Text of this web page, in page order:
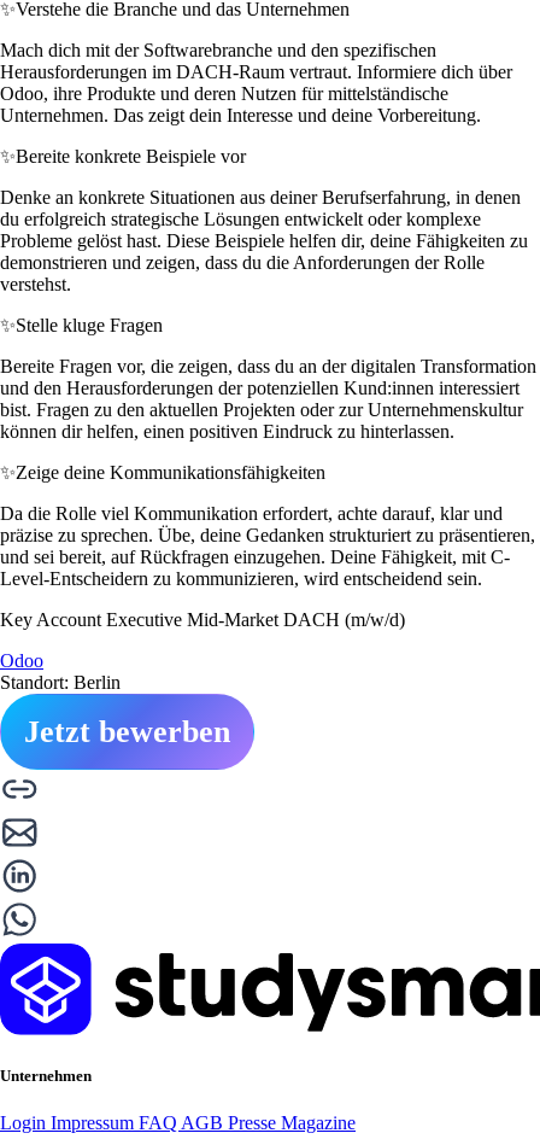
✨Verstehe die Branche und das Unternehmen
Mach dich mit der Softwarebranche und den spezifischen
Herausforderungen im DACH-Raum vertraut. Informiere dich über
Odoo, ihre Produkte und deren Nutzen für mittelständische
Unternehmen. Das zeigt dein Interesse und deine Vorbereitung.
✨Bereite konkrete Beispiele vor
Denke an konkrete Situationen aus deiner Berufserfahrung, in denen
du erfolgreich strategische Lösungen entwickelt oder komplexe
Probleme gelöst hast. Diese Beispiele helfen dir, deine Fähigkeiten zu
demonstrieren und zeigen, dass du die Anforderungen der Rolle
verstehst.
✨Stelle kluge Fragen
Bereite Fragen vor, die zeigen, dass du an der digitalen Transformation
und den Herausforderungen der potenziellen Kund:innen interessiert
bist. Fragen zu den aktuellen Projekten oder zur Unternehmenskultur
können dir helfen, einen positiven Eindruck zu hinterlassen.
✨Zeige deine Kommunikationsfähigkeiten
Da die Rolle viel Kommunikation erfordert, achte darauf, klar und
präzise zu sprechen. Übe, deine Gedanken strukturiert zu präsentieren,
und sei bereit, auf Rückfragen einzugehen. Deine Fähigkeit, mit C-
Level-Entscheidern zu kommunizieren, wird entscheidend sein.
Key Account Executive Mid-Market DACH (m/w/d)
Odoo
Standort: Berlin
Jetzt bewerben
Unternehmen
Login Impressum FAQ AGB Presse Magazine